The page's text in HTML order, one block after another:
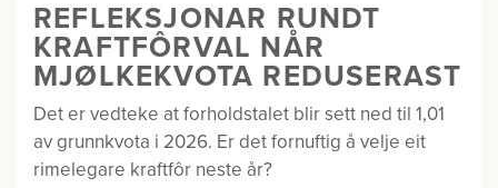
REFLEKSJONAR RUNDT
KRAFTFÔRVAL NÅR
MJØLKEKVOTA REDUSERAST
Det er vedteke at forholdstalet blir sett ned til 1,01
av grunnkvota i 2026. Er det fornuftig å velje eit
rimelegare kraftfôr neste år?